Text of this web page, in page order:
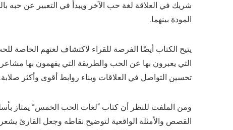
شريك في العلاقة لغة حب الآخر ويبدأ في التعبير عن حبه
المودة بينهما.
يتيح الكتاب أيضًا الفرصة للقراء لاكتشاف لغتهم
التي يعبرون بها عن الحب والطريقة التي يفهمون بها
تحسين التواصل في العلاقات وبناء روابط أقوى وأكثر صلابة.
ومن الملفت للنظر أن كتاب “لغات الحب الخمس” يمتاز
القصص والأمثلة الواقعية لتوضيح نقاطه وجعل القارئ